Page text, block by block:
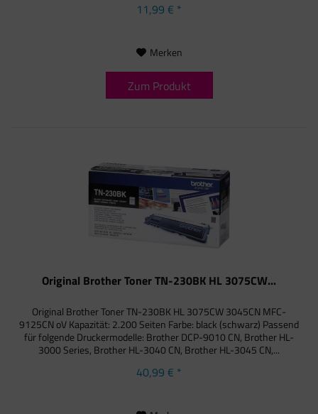
11,99 € *
Merken
Zum Produkt
Original Brother Toner TN-230BK HL 3075CW...
Original Brother Toner TN-230BK HL 3075CW 3045CN MFC-
9125CN oV Kapazität: 2.200 Seiten Farbe: black (schwarz) Passend
für folgende Druckermodelle: Brother DCP-9010 CN, Brother HL-
3000 Series, Brother HL-3040 CN, Brother HL-3045 CN,...
40,99 € *